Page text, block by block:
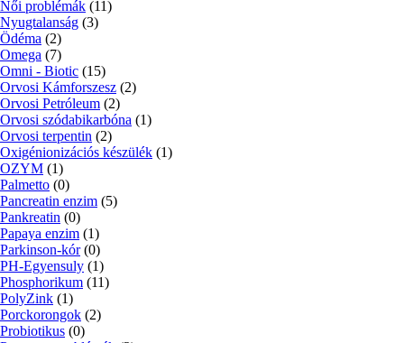
Női problémák (11)
Nyugtalanság (3)
Ödéma (2)
Omega (7)
Omni - Biotic (15)
Orvosi Kámforszesz (2)
Orvosi Petróleum (2)
Orvosi szódabikarbóna (1)
Orvosi terpentin (2)
Oxigénionizációs készülék (1)
OZYM (1)
Palmetto (0)
Pancreatin enzim (5)
Pankreatin (0)
Papaya enzim (1)
Parkinson-kór (0)
PH-Egyensuly (1)
Phosphorikum (11)
PolyZink (1)
Porckorongok (2)
Probiotikus (0)